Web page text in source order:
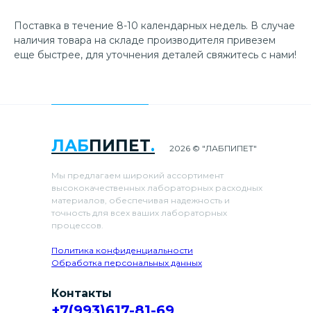
Поставка в течение 8-10 календарных недель. В случае
наличия товара на складе производителя привезем
еще быстрее, для уточнения деталей свяжитесь с нами!
ЛАБПИПЕТ.
Мы предлагаем широкий ассортимент
высококачественных лабораторных расходных
материалов, обеспечивая надежность и
точность для всех ваших лабораторных
процессов.
Политика конфиденциальности
Обработка персональных данных
2026 © "ЛАБПИПЕТ"
Контакты